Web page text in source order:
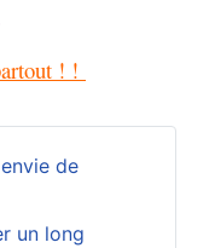
! !
de
un long